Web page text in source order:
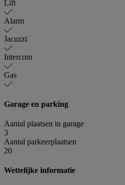
Lift
Alarm
Jacuzzi
Intercom
Gas
Garage en parking
Aantal plaatsen in garage
3
Aantal parkeerplaatsen
20
Wettelijke informatie